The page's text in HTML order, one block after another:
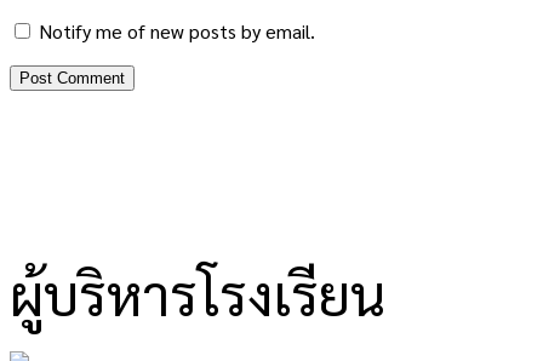
Notify me of new posts by email.
ผู้บริหารโรงเรียน